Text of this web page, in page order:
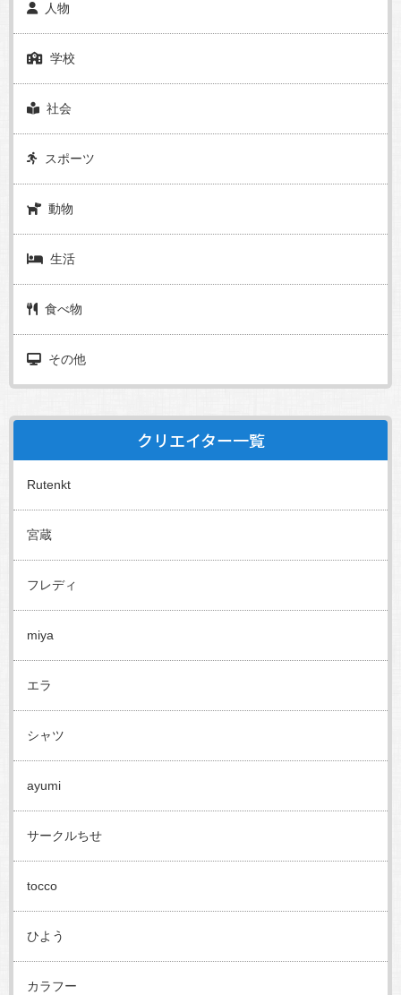
人物
学校
社会
スポーツ
動物
生活
食べ物
その他
クリエイター一覧
Rutenkt
宮蔵
フレディ
miya
エラ
シャツ
ayumi
サークルちせ
tocco
ひよう
カラフー